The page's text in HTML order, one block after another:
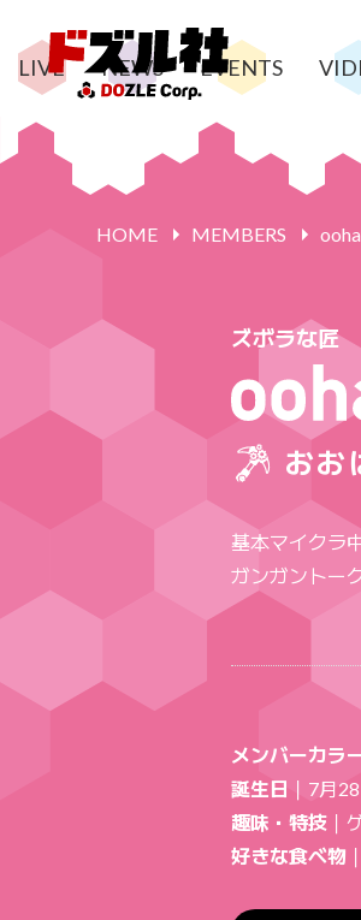
LIVE NEWS EVENTS
HOME MEMBERS
ズボラな匠
おお
基本マイクラ
ガンガントー
メンバーカラ
誕生日 ｜7月
趣味・特技 ｜
好きな食べ物